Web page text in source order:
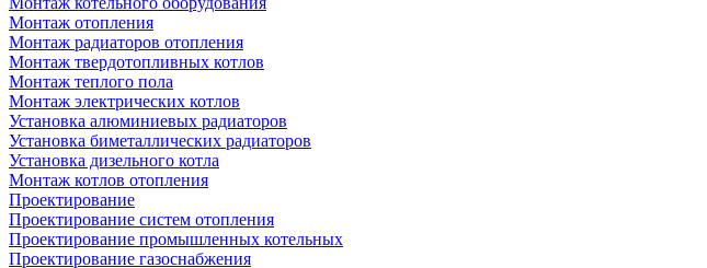
Монтаж отопления
Монтаж радиаторов отопления
Монтаж твердотопливных котлов
Монтаж теплого пола
Монтаж электрических котлов
Установка алюминиевых радиаторов
Установка биметаллических радиаторов
Установка дизельного котла
Монтаж котлов отопления
Проектирование
Проектирование систем отопления
Проектирование промышленных котельных
Проектирование газоснабжения